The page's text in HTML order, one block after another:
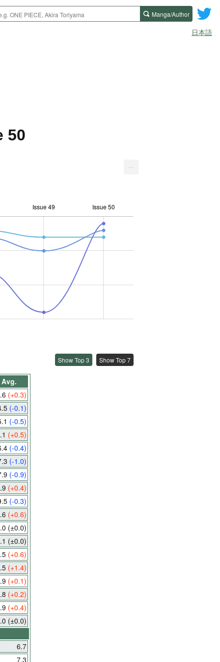
Manga/Author
日本語
50
Issue 49 Issue 50
...
Show Top 3 Show Top 7
Avg.
(+0.3)
(-0.1)
(-0.5)
(+0.5)
(-0.4)
(-1.0)
(-0.9)
(+0.4)
(-0.3)
(+0.6)
(±0.0)
(±0.0)
(+0.6)
(+1.4)
(+0.1)
(+0.2)
(+0.4)
(±0.0)
6.7
7.3